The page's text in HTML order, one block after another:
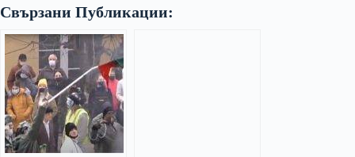
Свързани Публикации: